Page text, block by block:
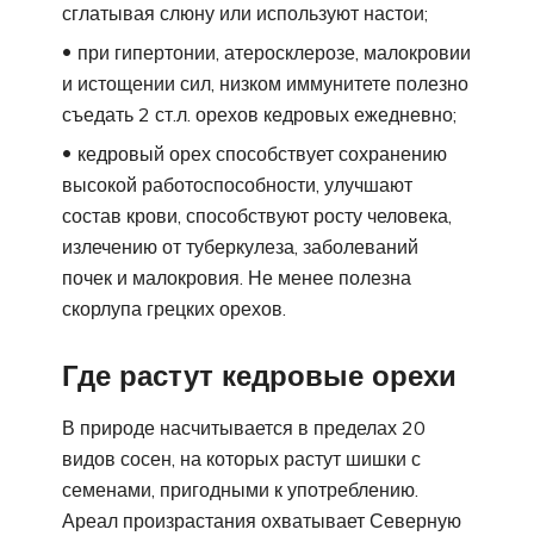
сглатывая слюну или используют настои;
при гипертонии, атеросклерозе, малокровии
и истощении сил, низком иммунитете полезно
съедать 2 ст.л. орехов кедровых ежедневно;
кедровый орех способствует сохранению
высокой работоспособности, улучшают
состав крови, способствуют росту человека,
излечению от туберкулеза, заболеваний
почек и малокровия. Не менее полезна
скорлупа грецких орехов.
Где растут кедровые орехи
В природе насчитывается в пределах 20
видов сосен, на которых растут шишки с
семенами, пригодными к употреблению.
Ареал произрастания охватывает Северную